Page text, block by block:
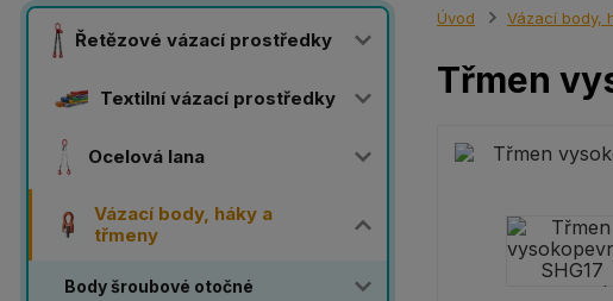
Řetězové vázací prostředky
Textilní vázací prostředky
Ocelová lana
Vázací body, háky a
třmeny
Body šroubové otočné
Úvod Vázací body,
Třmen